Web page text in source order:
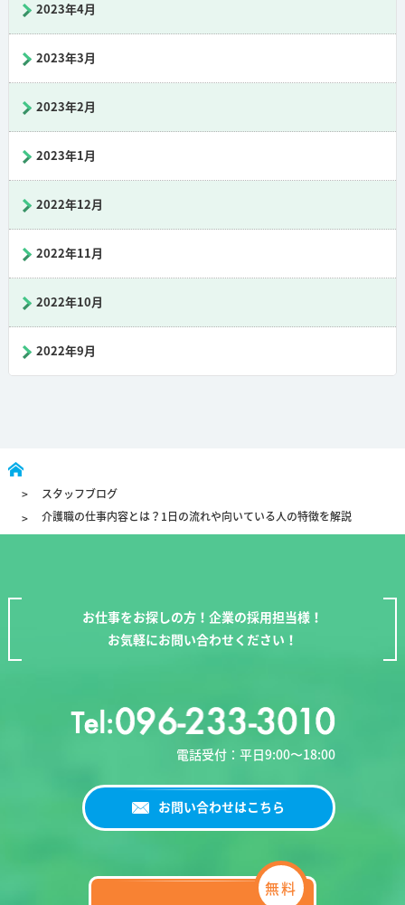
2023年4月
2023年3月
2023年2月
2023年1月
2022年12月
2022年11月
2022年10月
2022年9月
スタッフブログ
介護職の仕事内容とは？1日の流れや向いている人の特徴を解説
お仕事をお探しの方！企業の採用担当様！
お気軽にお問い合わせください！
電話受付：平日9:00〜18:00
お問い合わせはこちら